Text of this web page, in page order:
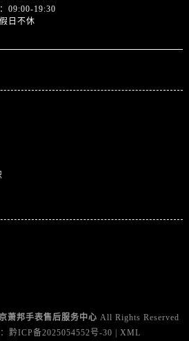
09:00-19:30
日不休
萧邦手表售后服务中心 All Rights Reserved
黔ICP备2025054552号-30 XML